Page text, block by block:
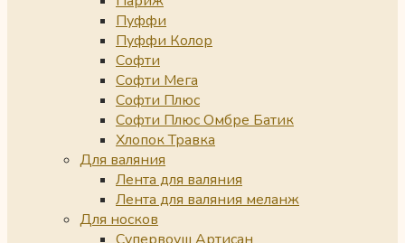
Пуффи
Пуффи Колор
Софти
Софти Мега
Софти Плюс
Софти Плюс Омбре Батик
Хлопок Травка
Для валяния
Лента для валяния
Лента для валяния меланж
Для носков